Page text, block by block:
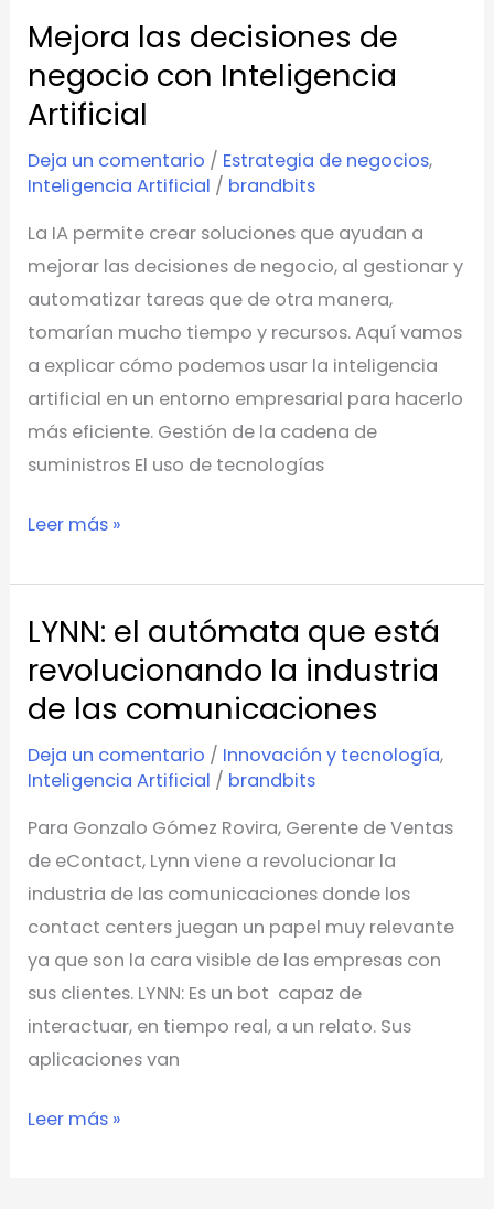
Mejora las decisiones de
negocio con Inteligencia
Artificial
Deja un comentario / Estrategia de negocios,
Inteligencia Artificial / brandbits
La IA permite crear soluciones que ayudan a
mejorar las decisiones de negocio, al gestionar y
automatizar tareas que de otra manera,
tomarían mucho tiempo y recursos. Aquí vamos
a explicar cómo podemos usar la inteligencia
artificial en un entorno empresarial para hacerlo
más eficiente. Gestión de la cadena de
suministros El uso de tecnologías
Mejora
las
decisiones
de
negocio
con
Inteligencia
Artificial
Leer más »
LYNN: el autómata que está
revolucionando la industria
de las comunicaciones
Deja un comentario / Innovación y tecnología,
Inteligencia Artificial / brandbits
Para Gonzalo Gómez Rovira, Gerente de Ventas
de eContact, Lynn viene a revolucionar la
industria de las comunicaciones donde los
contact centers juegan un papel muy relevante
ya que son la cara visible de las empresas con
sus clientes. LYNN: Es un bot capaz de
interactuar, en tiempo real, a un relato. Sus
aplicaciones van
LYNN:
el
autómata
que
está
revolucionando
la
industria
de
las
comunicaciones
Leer más »